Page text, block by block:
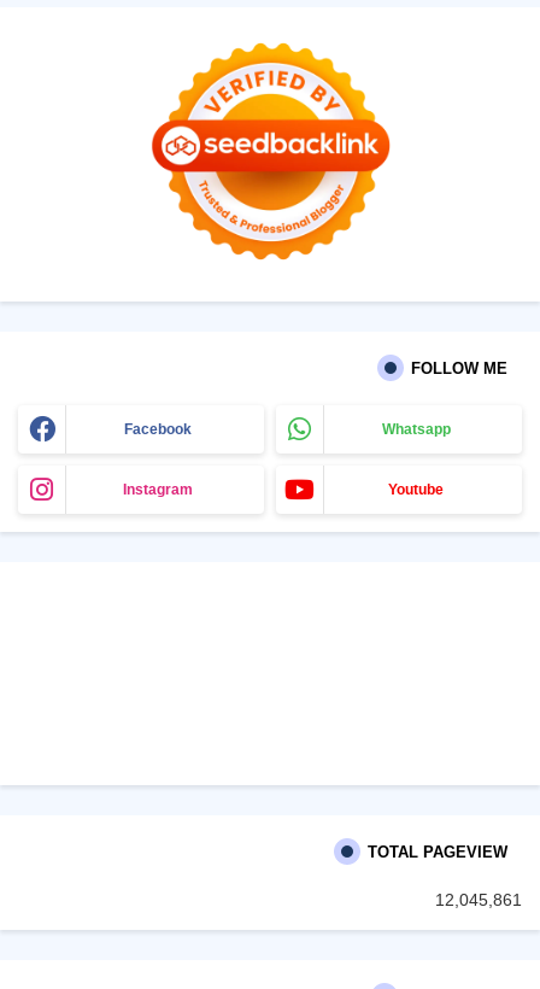
FOLLOW ME
Facebook Whatsapp
Instagram Youtube
TOTAL PAGEVIEW
12,045,861